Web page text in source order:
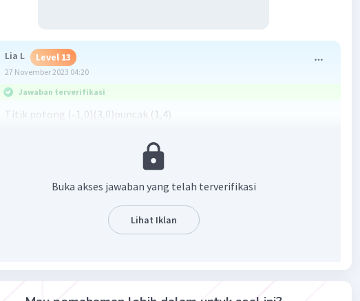
Lia L Level 13
27 November 2023 04:20
Jawaban terverifikasi
Titik potong (-1,0)(3,0)puncak (1,4)
Buka akses jawaban yang telah terverifikasi
Lihat Iklan